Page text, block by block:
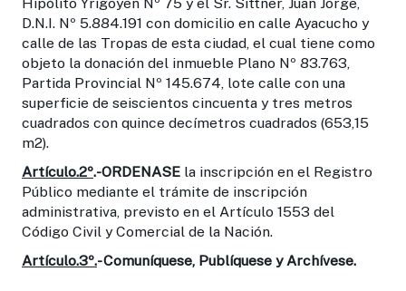
D.N.I. Nº 5.884.191 con domicilio en calle Ayacucho y
calle de las Tropas de esta ciudad, el cual tiene como
objeto la donación del inmueble Plano Nº 83.763,
Partida Provincial Nº 145.674, lote calle con una
superficie de seiscientos cincuenta y tres metros
cuadrados con quince decímetros cuadrados (653,15
m2).
Artículo.2º.-ORDENASE la inscripción en el Registro
Público mediante el trámite de inscripción
administrativa, previsto en el Artículo 1553 del
Código Civil y Comercial de la Nación.
Artículo.3º.- Comuníquese, Publíquese y Archívese.